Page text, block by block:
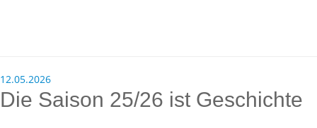
12.05.2026
Die Saison 25/26 ist Geschichte